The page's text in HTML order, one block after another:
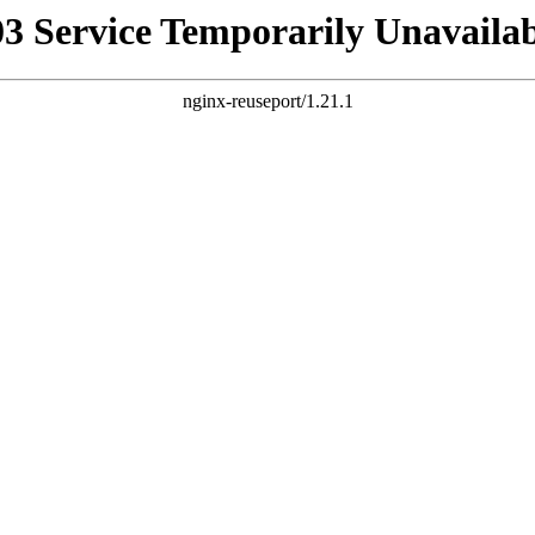
Service Temporarily
nginx-reuseport/1.21.1